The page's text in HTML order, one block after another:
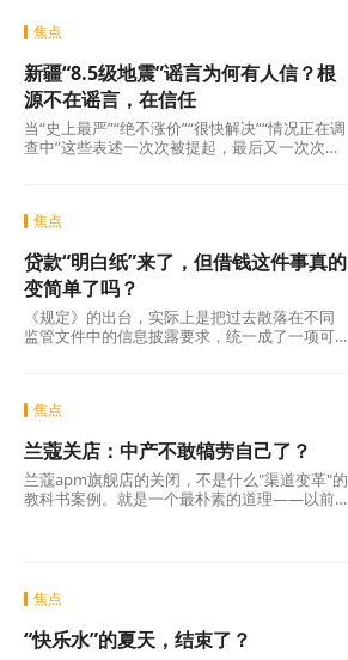
说室外没法待了。
焦点
新疆“8.5级地震”谣言为何有人信？根
源不在谣言，在信任
当“史上最严”“绝不涨价”“很快解决”“情况正在调
查中”这些表述一次次被提起，最后又一次次悄
焦点
贷款“明白纸”来了，但借钱这件事真的
变简单了吗？
《规定》的出台，实际上是把过去散落在不同
监管文件中的信息披露要求，统一成了一项可
获客、担保增信等领域的第三方合作机构统一
须在你借钱之前，把全部费用列在一张表上，
算清年化综合成本，让你签字确认。 这张表，
业内称之为贷款“明白纸”。
焦点
兰蔻关店：中产不敢犒劳自己了？
兰蔻apm旗舰店的关闭，不是什么"渠道变革"的
教科书案例。就是一个最朴素的道理——以前
焦点
“快乐水”的夏天，结束了？